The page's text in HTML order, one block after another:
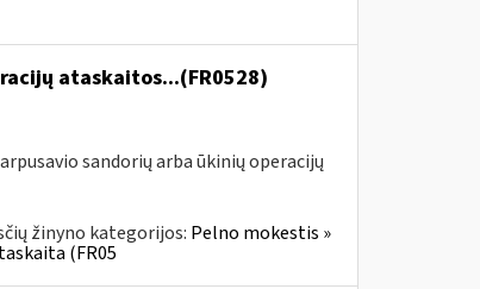
ataskaitos...(FR0528)
sandorių arba ūkinių operacijų
žinyno kategorijos: Pelno mokestis »
(FR05